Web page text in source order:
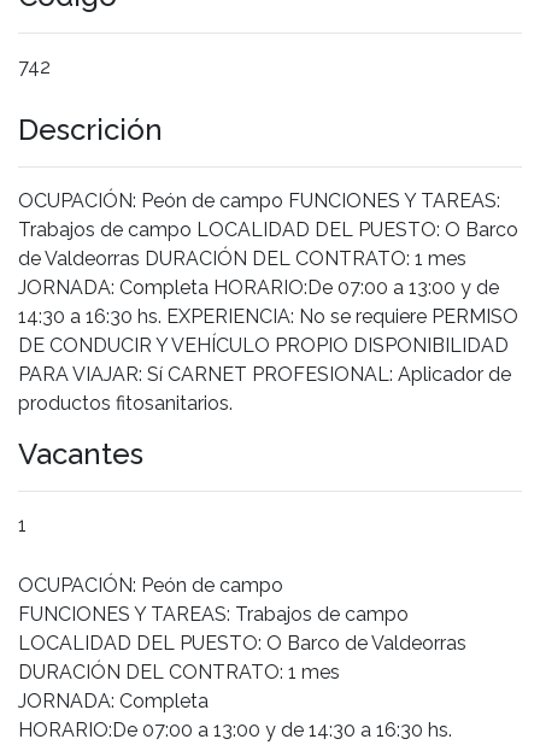
742
Descrición
OCUPACIÓN: Peón de campo FUNCIONES Y TAREAS:
Trabajos de campo LOCALIDAD DEL PUESTO: O Barco
de Valdeorras DURACIÓN DEL CONTRATO: 1 mes
JORNADA: Completa HORARIO:De 07:00 a 13:00 y de
14:30 a 16:30 hs. EXPERIENCIA: No se requiere PERMISO
DE CONDUCIR Y VEHÍCULO PROPIO DISPONIBILIDAD
PARA VIAJAR: Sí CARNET PROFESIONAL: Aplicador de
productos fitosanitarios.
Vacantes
1
OCUPACIÓN: Peón de campo
FUNCIONES Y TAREAS: Trabajos de campo
LOCALIDAD DEL PUESTO: O Barco de Valdeorras
DURACIÓN DEL CONTRATO: 1 mes
JORNADA: Completa
HORARIO:De 07:00 a 13:00 y de 14:30 a 16:30 hs.